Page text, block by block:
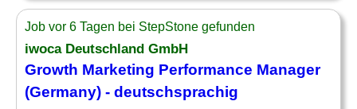
Job vor 6 Tagen bei StepStone gefunden
iwoca Deutschland GmbH
Growth Marketing Performance Manager
(Germany) - deutschsprachig